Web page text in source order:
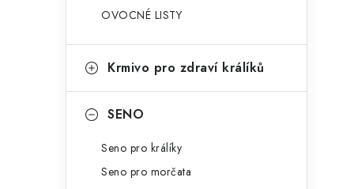
n
e
OVOCNÉ LISTY
Krmivo pro zdraví králíků
SENO
Seno pro králíky
Seno pro morčata